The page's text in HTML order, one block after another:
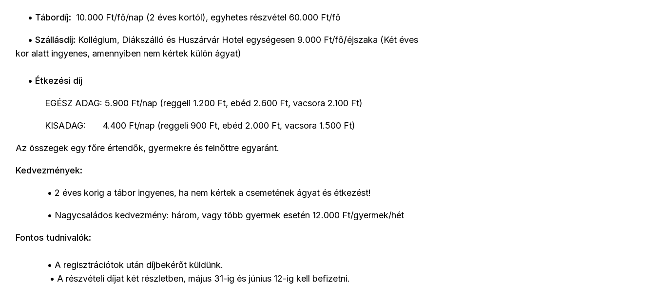
• Tábordíj: 10.000 Ft/fő/nap (2 éves kortól), egyhetes részvétel 60.000 Ft/fő
• Szállásdíj: Kollégium, Diákszálló és Huszárvár Hotel egységesen 9.000 Ft/fő/éjszaka (Két éves
kor alatt ingyenes, amennyiben nem kértek külön ágyat)
• Étkezési díj
EGÉSZ ADAG: 5.900 Ft/nap (reggeli 1.200 Ft, ebéd 2.600 Ft, vacsora 2.100 Ft)
KISADAG: 4.400 Ft/nap (reggeli 900 Ft, ebéd 2.000 Ft, vacsora 1.500 Ft)
Az összegek egy főre értendők, gyermekre és felnőttre egyaránt.
Kedvezmények:
• 2 éves korig a tábor ingyenes, ha nem kértek a csemetének ágyat és étkezést!
• Nagycsaládos kedvezmény: három, vagy több gyermek esetén 12.000 Ft/gyermek/hét
Fontos tudnivalók:
• A regisztrációtok után díjbekérőt küldünk.
• A részvételi díjat két részletben, május 31-ig és június 12-ig kell befizetni.